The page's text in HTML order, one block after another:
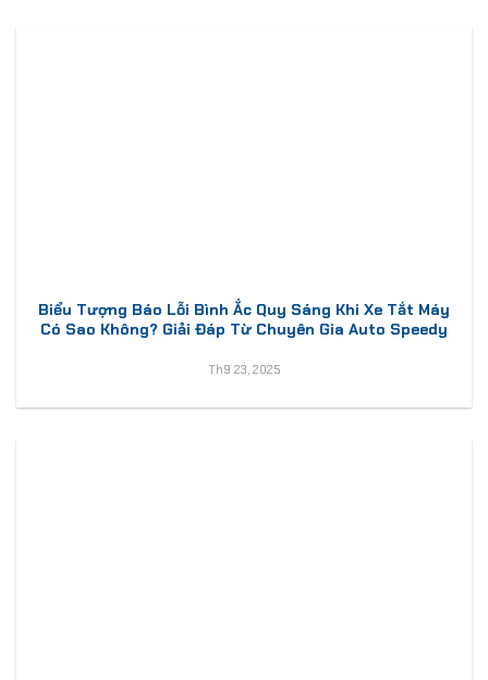
Biểu Tượng Báo Lỗi Bình Ắc Quy Sáng Khi Xe Tắt Máy
Có Sao Không? Giải Đáp Từ Chuyên Gia Auto Speedy
Th9 23, 2025